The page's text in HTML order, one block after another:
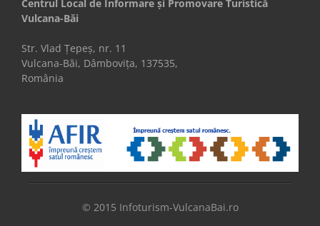
Centrul Local de Informare şi Promovare Turistică
Vulcana-Băi
Str. Vlad Țepeș, nr. 11
Vulcana-Băi, Dâmbovița, 137535,
România
© 2015 Infoturism-VulcanaBai.ro